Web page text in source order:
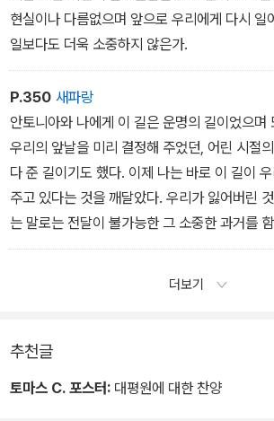
현실이나 다름없으며 앞으로 우리에게 다시 일
일보다도 더욱 소중하지 않은가.
P.350 새파랑
안토니아와 나에게 이 길은 운명의 길이었으며
우리의 앞날을 미리 결정해 주었던, 어린 시절
다 준 길이기도 했다. 이제 나는 바로 이 길이
주고 있다는 것을 깨달았다. 우리가 잃어버린 것이
는 말로는 전달이 불가능한 그 소중한 과거를
더보기
추천글
토마스 C. 포스터: 대평원에 대한 찬양